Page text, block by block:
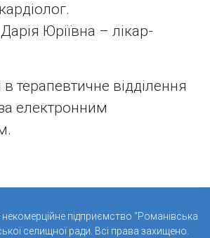
Юріївна – лікар-
в терапевтичне відділення
електронним
підприємство "Романівська
селищної ради. Всі права захищено.